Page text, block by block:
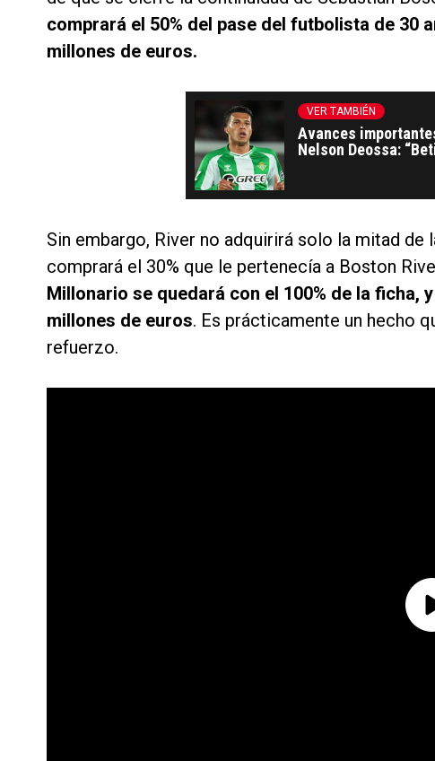
comprará el 50% del pase del futbolista de 30
millones de euros.
VER TAMBIÉN
Avances
Nelson Deossa:
Sin embargo, River no adquirirá solo la mitad de
comprará el 30% que le pertenecía a Boston
Millonario se quedará con el 100% de la ficha,
millones de euros. Es prácticamente un hecho
refuerzo.